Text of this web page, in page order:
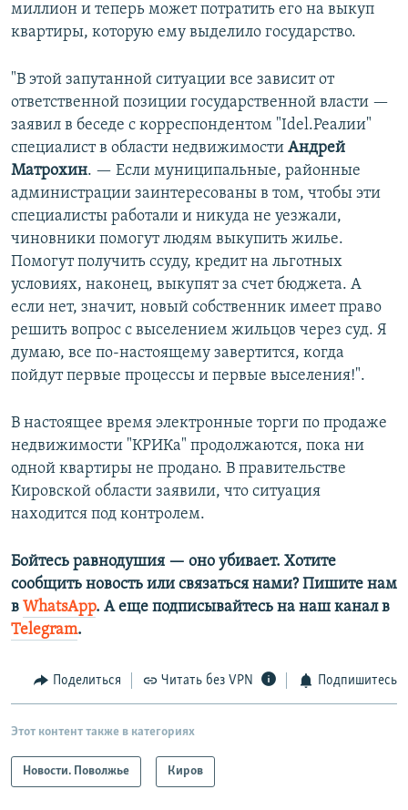
миллион и теперь может потратить его на выкуп
квартиры, которую ему выделило государство.
"В этой запутанной ситуации все зависит от
ответственной позиции государственной власти —
заявил в беседе с корреспондентом "Idel.Реалии"
специалист в области недвижимости Андрей
Матрохин. — Если муниципальные, районные
администрации заинтересованы в том, чтобы эти
специалисты работали и никуда не уезжали,
чиновники помогут людям выкупить жилье.
Помогут получить ссуду, кредит на льготных
условиях, наконец, выкупят за счет бюджета. А
если нет, значит, новый собственник имеет право
решить вопрос с выселением жильцов через суд. Я
думаю, все по-настоящему завертится, когда
пойдут первые процессы и первые выселения!".
В настоящее время электронные торги по продаже
недвижимости "КРИКа" продолжаются, пока ни
одной квартиры не продано. В правительстве
Кировской области заявили, что ситуация
находится под контролем.
Бойтесь равнодушия — оно убивает. Хотите
сообщить новость или связаться нами? Пишите нам
в WhatsApp. А еще подписывайтесь на наш канал в
Telegram.
Поделиться Читать без VPN Подпишитесь
Этот контент также в категориях
Новости. Поволжье Киров